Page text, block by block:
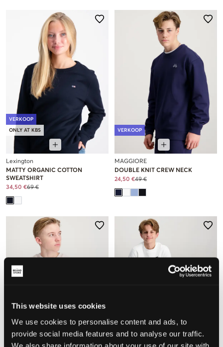
This website uses cookies
We use cookies to personalise content and ads, to
provide social media features and to analyse our traffic.
VERKOOP
ONLY AT KBS
Lexington
MATTY ORGANIC COTTON
SWEATSHIRT
34,50 €69 €
VERKOOP
MAGGIORE
DOUBLE KNIT CREW NECK
24,50 €49 €
VERKOOP